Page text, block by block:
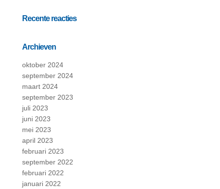
Recente reacties
Archieven
oktober 2024
september 2024
maart 2024
september 2023
juli 2023
juni 2023
mei 2023
april 2023
februari 2023
september 2022
februari 2022
januari 2022